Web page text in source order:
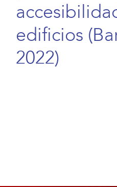
edificios
2022)